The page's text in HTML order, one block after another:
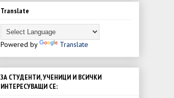
Translate
Powered by Translate
ЗА СТУДЕНТИ, УЧЕНИЦИ И ВСИЧКИ
ИНТЕРЕСУВАЩИ СЕ: